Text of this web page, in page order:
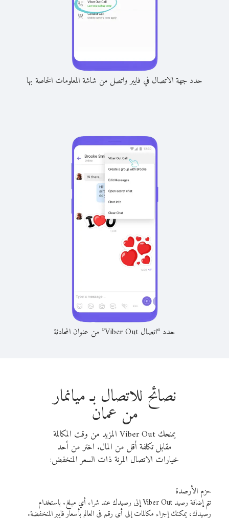
حدد جهة الاتصال في فايبر واتصل من شاشة المعلومات الخاصة بها
حدد “اتصال Viber Out” من عنوان المحادثة
نصائح للاتصال بـ ميانمار
من عمان
يمنحك Viber Out المزيد من وقت المكالمة
مقابل تكلفة أقل من المال. اختر من أحد
خيارات الاتصال المرنة ذات السعر المنخفض:
حزم الأرصدة
تتم إضافة رصيد Viber Out إلى رصيدك عند شراء أي مبلغ. باستخدام
رصيدك، يمكنك إجراء مكالمات إلى أي رقم في العالم بأسعار فايبر المنخفضة.